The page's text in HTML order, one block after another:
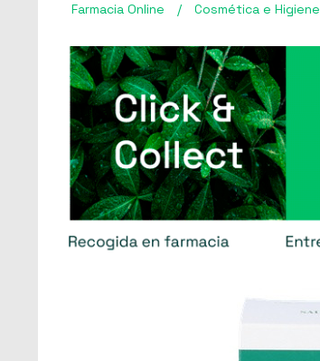
Farmacia Online / Cosmética e Higiene